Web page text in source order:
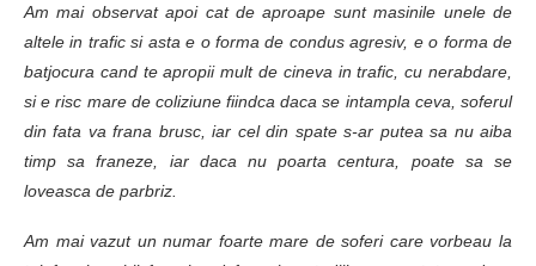
Am mai observat apoi cat de aproape sunt masinile unele de
altele in trafic si asta e o forma de condus agresiv, e o forma de
batjocura cand te apropii mult de cineva in trafic, cu nerabdare,
si e risc mare de coliziune fiindca daca se intampla ceva, soferul
din fata va frana brusc, iar cel din spate s-ar putea sa nu aiba
timp sa franeze, iar daca nu poarta centura, poate sa se
loveasca de parbriz.
Am mai vazut un numar foarte mare de soferi care vorbeau la